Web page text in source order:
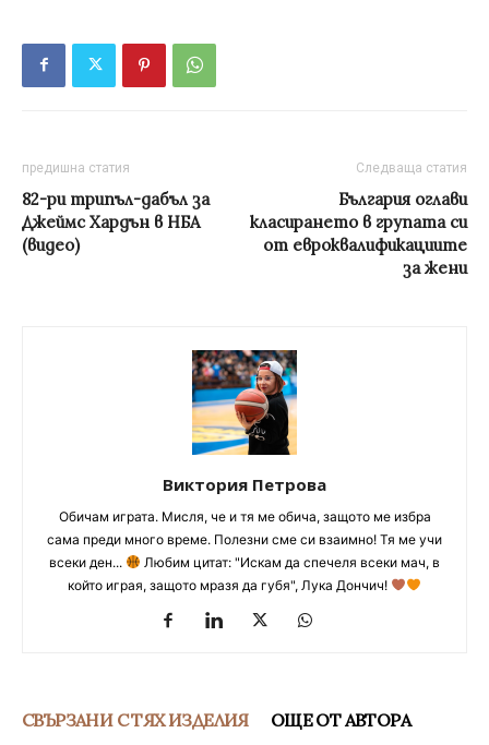
предишна статия
82-ри трипъл-дабъл за
Джеймс Хардън в НБА
(видео)
Следваща статия
България оглави
класирането в групата си
от евроквалификациите
за жени
Виктория Петрова
Обичам играта. Мисля, че и тя ме обича, защото ме избра
сама преди много време. Полезни сме си взаимно! Тя ме учи
всеки ден...
Любим цитат: "Искам да спечеля всеки мач, в
който играя, защото мразя да губя", Лука Дончич!
СВЪРЗАНИ С ТЯХ ИЗДЕЛИЯ ОЩЕ ОТ АВТОРА